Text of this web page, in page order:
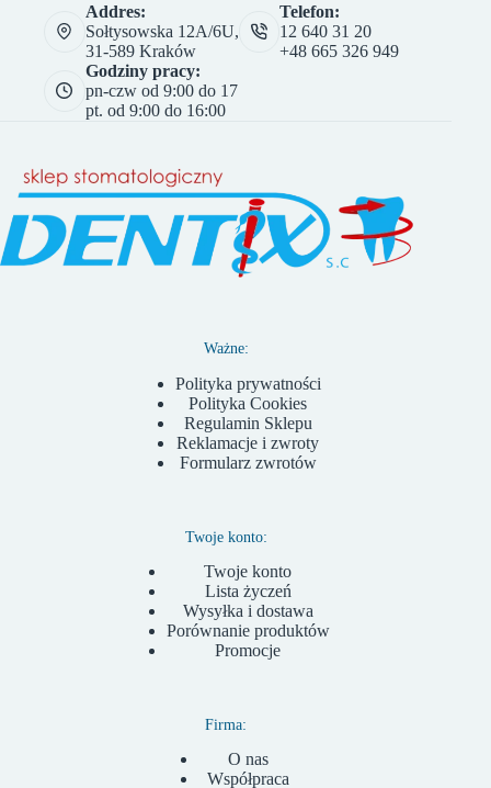
Addres:
Sołtysowska 12A/6U,
31-589 Kraków
Telefon:
12 640 31 20
+48 665 326 949
Godziny pracy:
pn-czw od 9:00 do 17
pt. od 9:00 do 16:00
Ważne:
Polityka prywatności
Polityka Cookies
Regulamin Sklepu
Reklamacje i zwroty
Formularz zwrotów
Twoje konto:
Twoje konto
Lista życzeń
Wysyłka i dostawa
Porównanie produktów
Promocje
Firma:
O nas
Współpraca